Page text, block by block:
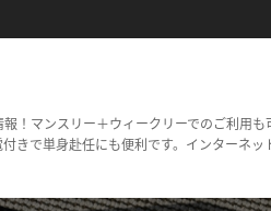
！マンスリー＋ウィークリーでのご利用
きで単身赴任にも便利です。インターネ